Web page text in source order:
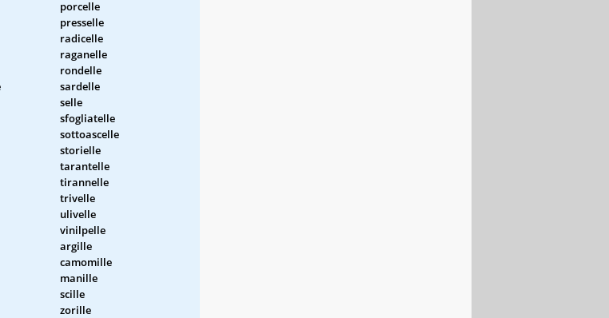
porcelle
presselle
radicelle
raganelle
rondelle
sardelle
selle
sfogliatelle
sottoascelle
storielle
tarantelle
tirannelle
trivelle
ulivelle
vinilpelle
argille
camomille
manille
scille
zorille